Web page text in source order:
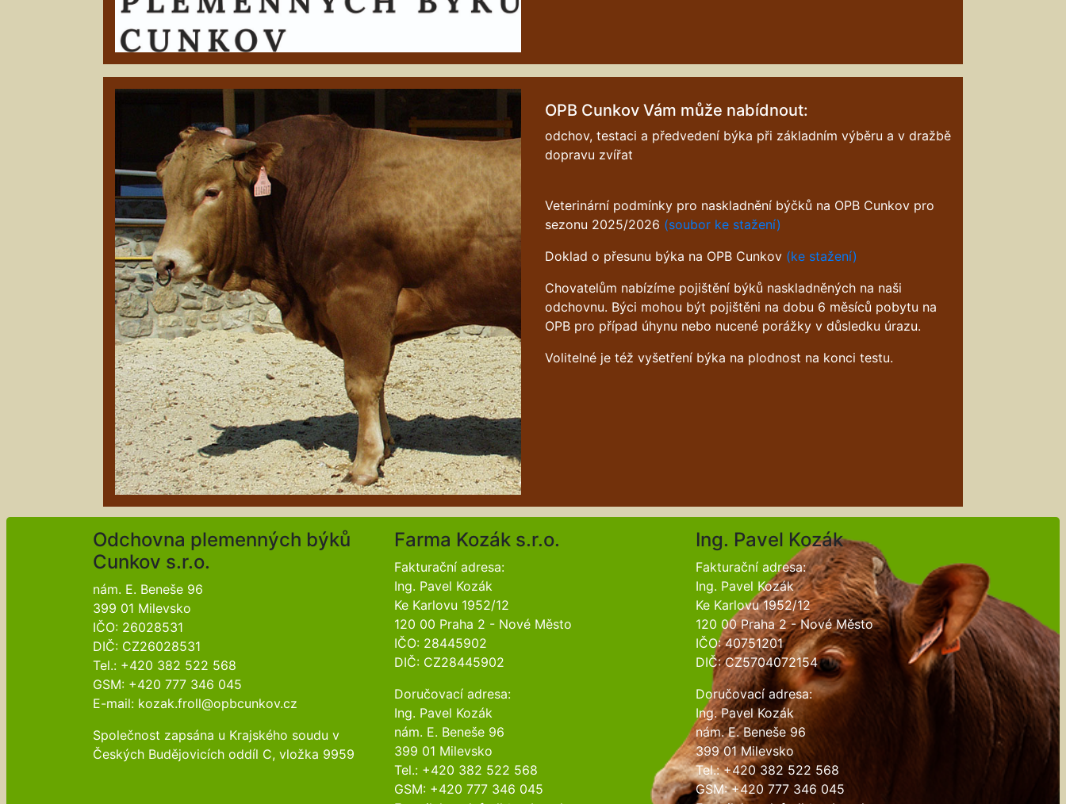
OPB Cunkov Vám může nabídnout:
odchov, testaci a předvedení býka při základním výběru a v dražbě
dopravu zvířat
Veterinární podmínky pro naskladnění býčků na OPB Cunkov pro
sezonu 2025/2026 (soubor ke stažení)
Doklad o přesunu býka na OPB Cunkov (ke stažení)
Chovatelům nabízíme pojištění býků naskladněných na naši
odchovnu. Býci mohou být pojištěni na dobu 6 měsíců pobytu na
OPB pro případ úhynu nebo nucené porážky v důsledku úrazu.
Volitelné je též vyšetření býka na plodnost na konci testu.
Odchovna plemenných býků
Cunkov s.r.o.
nám. E. Beneše 96
399 01 Milevsko
IČO: 26028531
DIČ: CZ26028531
Tel.: +420 382 522 568
GSM: +420 777 346 045
E-mail: kozak.froll@opbcunkov.cz
Společnost zapsána u Krajského soudu v
Českých Budějovicích oddíl C, vložka 9959
Farma Kozák s.r.o.
Fakturační adresa:
Ing. Pavel Kozák
Ke Karlovu 1952/12
120 00 Praha 2 - Nové Město
IČO: 28445902
DIČ: CZ28445902
Doručovací adresa:
Ing. Pavel Kozák
nám. E. Beneše 96
399 01 Milevsko
Tel.: +420 382 522 568
GSM: +420 777 346 045
Ing. Pavel Kozák
Fakturační adresa:
Ing. Pavel Kozák
Ke Karlovu 1952/12
120 00 Praha 2 - Nové Město
IČO: 40751201
DIČ: CZ5704072154
Doručovací adresa:
Ing. Pavel Kozák
nám. E. Beneše 96
399 01 Milevsko
Tel.: +420 382 522 568
GSM: +420 777 346 045